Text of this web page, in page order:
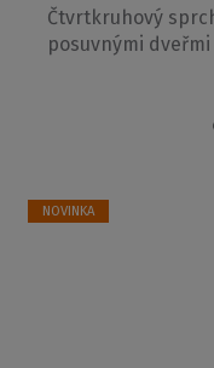
Čtvrtkruhový
posuvnými dveřmi
NOVINKA